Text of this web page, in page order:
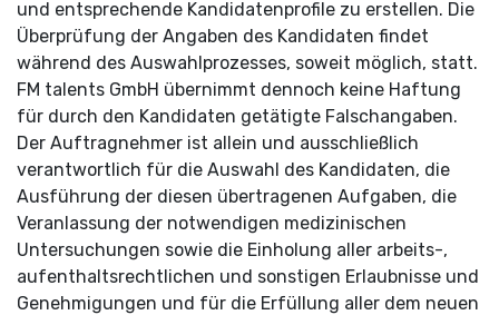
und entsprechende Kandidatenprofile zu erstellen. Die
Überprüfung der Angaben des Kandidaten findet
während des Auswahlprozesses, soweit möglich, statt.
FM talents GmbH übernimmt dennoch keine Haftung
für durch den Kandidaten getätigte Falschangaben.
Der Auftragnehmer ist allein und ausschließlich
verantwortlich für die Auswahl des Kandidaten, die
Ausführung der diesen übertragenen Aufgaben, die
Veranlassung der notwendigen medizinischen
Untersuchungen sowie die Einholung aller arbeits-,
aufenthaltsrechtlichen und sonstigen Erlaubnisse und
Genehmigungen und für die Erfüllung aller dem neuen